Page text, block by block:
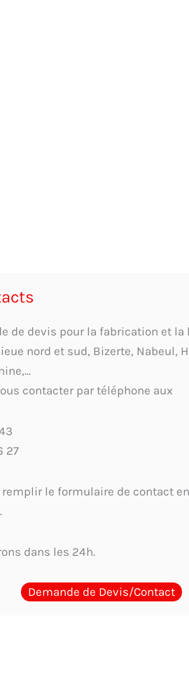
de devis pour la fabrication et
nord et sud, Bizerte, Nabeul,
contacter par téléphone aux
27
remplir le formulaire de contact
dans les 24h.
Demande de Devis/Contact